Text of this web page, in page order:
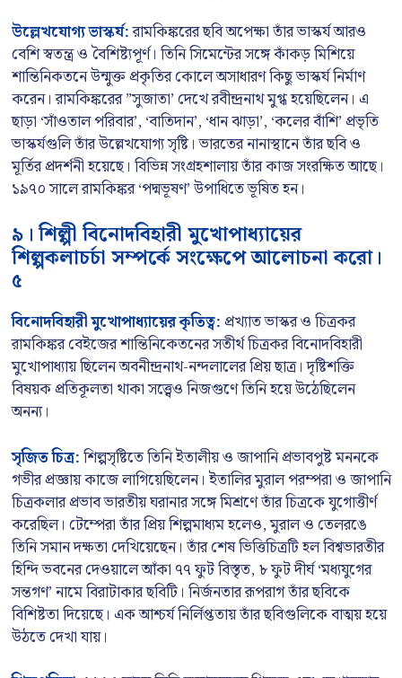
উল্লেখযোগ্য ভাস্কর্য:রামকিঙ্করের ছবি অপেক্ষা তাঁর ভাস্কর্য আরও
বেশি স্বতন্ত্র ও বৈশিষ্ট্যপূর্ণ। তিনি সিমেন্টের সঙ্গে কাঁকড় মিশিয়ে
শান্তিনিকতনে উন্মুক্ত প্রকৃতির কোলে অসাধারণ কিছু ভাস্কর্য নির্মাণ
করেন। রামকিঙ্করের ”সুজাতা’ দেখে রবীন্দ্রনাথ মুগ্ধ হয়েছিলেন। এ
ছাড়া ‘সাঁওতাল পরিবার’, ‘বাতিদান’, ‘ধান ঝাড়া’, ‘কলের বাঁশি’ প্রভৃতি
ভাস্কর্যগুলি তাঁর উল্লেখযোগ্য সৃষ্টি। ভারতের নানাস্থানে তাঁর ছবি ও
মূর্তির প্রদর্শনী হয়েছে। বিভিন্ন সংগ্রহশালায় তাঁর কাজ সংরক্ষিত আছে।
১৯৭০ সালে রামকিঙ্কর ‘পদ্মভূষণ’ উপাধিতে ভূষিত হন।
৯। শিল্পী বিনোদবিহারী মুখোপাধ্যায়ের
শিল্পকলাচর্চা সম্পর্কে সংক্ষেপে আলোচনা করো।
৫
বিনোদবিহারী মুখোপাধ্যায়ের কৃতিত্ব:প্রখ্যাত ভাস্কর ও চিত্রকর
রামকিঙ্কর বেইজের শান্তিনিকেতনের সতীর্থ চিত্রকর বিনোদবিহারী
মুখোপাধ্যায় ছিলেন অবনীন্দ্রনাথ-নন্দলালের প্রিয় ছাত্র। দৃষ্টিশক্তি
বিষয়ক প্রতিকূলতা থাকা সত্ত্বেও নিজগুণে তিনি হয়ে উঠেছিলেন
অনন্য।
সৃজিত চিত্র:শিল্পসৃষ্টিতে তিনি ইতালীয় ও জাপানি প্রভাবপুষ্ট মননকে
গভীর প্রজ্ঞায় কাজে লাগিয়েছিলেন। ইতালির মুরাল পরম্পরা ও জাপানি
চিত্রকলার প্রভাব ভারতীয় ঘরানার সঙ্গে মিশ্রণে তাঁর চিত্রকে যুগোত্তীর্ণ
করেছিল। টেম্পেরা তাঁর প্রিয় শিল্পমাধ্যম হলেও, মুরাল ও তেলরঙে
তিনি সমান দক্ষতা দেখিয়েছেন। তাঁর শেষ ভিত্তিচিত্রটি হল বিশ্বভারতীর
হিন্দি ভবনের দেওয়ালে আঁকা ৭৭ ফুট বিস্তৃত, ৮ ফুট দীর্ঘ ‘মধ্যযুগের
সন্তগণ’ নামে বিরাটাকার ছবিটি। নির্জনতার রূপরাগ তাঁর ছবিকে
বিশিষ্টতা দিয়েছে। এক আশ্চর্য নির্লিপ্ততায় তাঁর ছবিগুলিকে বাত্ময় হয়ে
উঠতে দেখা যায়।